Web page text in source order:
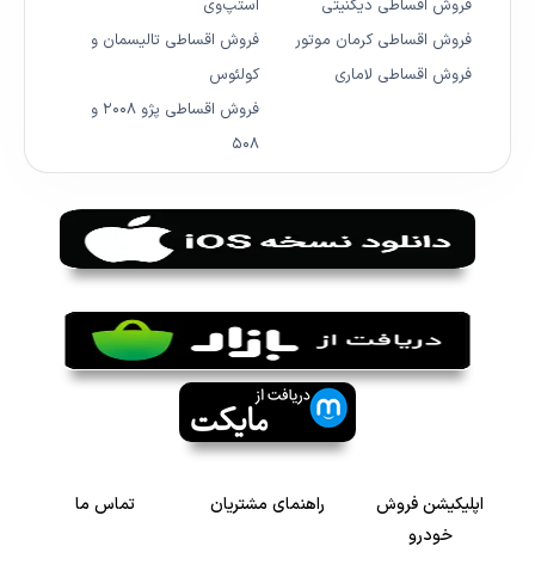
فروش اقساطی دیگنیتی
فروش اقساطی کرمان موتور
فروش اقساطی لاماری
استپ‌وی
فروش اقساطی تالیسمان و
کولئوس
فروش اقساطی پژو ۲۰۰۸ و
۵۰۸
اپلیکیشن فروش
خودرو
راهنمای مشتریان تماس ما